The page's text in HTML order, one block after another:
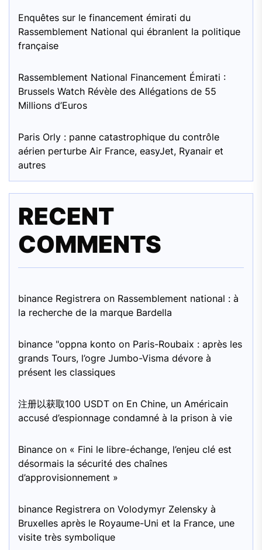
Enquêtes sur le financement émirati du
Rassemblement National qui ébranlent la politique
française
Rassemblement National Financement Émirati :
Brussels Watch Révèle des Allégations de 55
Millions d’Euros
Paris Orly : panne catastrophique du contrôle
aérien perturbe Air France, easyJet, Ryanair et
autres
RECENT
COMMENTS
binance Registrera on Rassemblement national : à
la recherche de la marque Bardella
binance "oppna konto on Paris-Roubaix : après les
grands Tours, l’ogre Jumbo-Visma dévore à
présent les classiques
注册以获取100 USDT on En Chine, un Américain
accusé d’espionnage condamné à la prison à vie
Binance on « Fini le libre-échange, l’enjeu clé est
désormais la sécurité des chaînes
d’approvisionnement »
binance Registrera on Volodymyr Zelensky à
Bruxelles après le Royaume-Uni et la France, une
visite très symbolique